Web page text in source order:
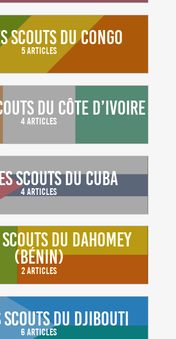
scouts du Congo
5 Articles
du Côte d’Ivoire
4 Articles
scouts du Cuba
4 Articles
du Dahomey
(Bénin)
2 Articles
scouts du Djibouti
6 Articles